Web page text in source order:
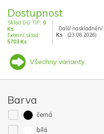
Dostupnost
Sklad DG TIP: 0
Ks
Externí sklad:
5703 Ks
Další naskladnění:
Ks
(23.08.2026)
Všechny varianty
Barva
černá
bílá